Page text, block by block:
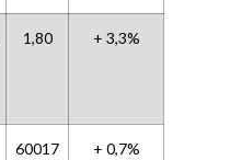
1,80 + 3,3%
60017 + 0,7%